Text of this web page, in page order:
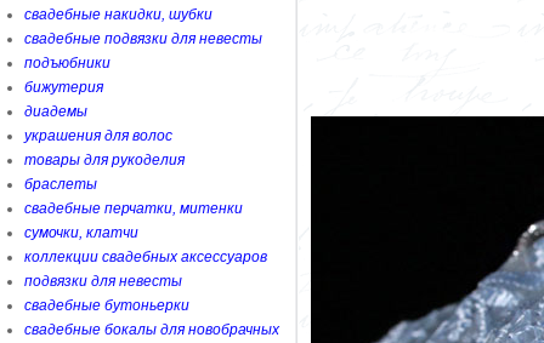
свадебные накидки, шубки
свадебные подвязки для невесты
подъюбники
бижутерия
диадемы
украшения для волос
товары для рукоделия
браслеты
свадебные перчатки, митенки
сумочки, клатчи
коллекции свадебных аксессуаров
подвязки для невесты
свадебные бутоньерки
свадебные бокалы для новобрачных